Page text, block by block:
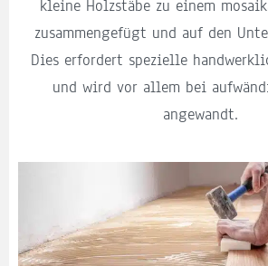
kleine Holzstäbe zu einem
zusammengefügt und auf den
Dies erfordert spezielle
und wird vor allem bei
angewandt.